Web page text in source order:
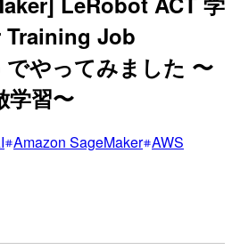
Training Job
やってみました 〜
学習〜
Amazon SageMaker AWS